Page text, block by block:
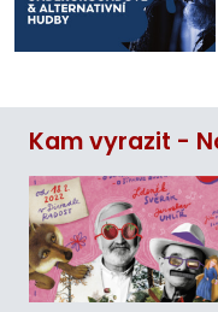
Kam vyrazit -